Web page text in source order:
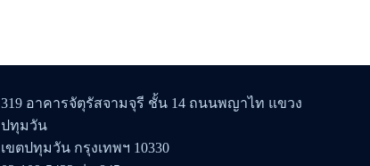
319 อาคารจัตุรัสจามจุรี ชั้น 14 ถนนพญาไท แขวง
ปทุมวัน
เขตปทุมวัน กรุงเทพฯ 10330